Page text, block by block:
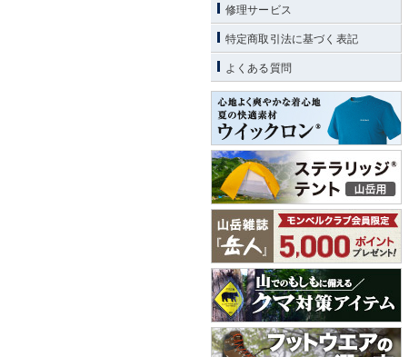
修理サービス
特定商取引法に基づく表記
よくある質問